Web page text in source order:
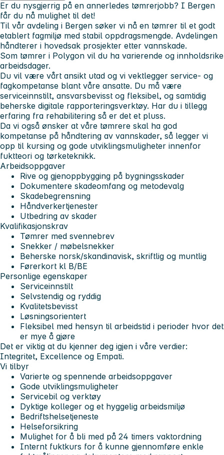
Er du nysgjerrig på en annerledes tømrerjobb? I Bergen
får du nå mulighet til det!
Til vår avdeling i Bergen søker vi nå en tømrer til et godt
etablert fagmiljø med stabil oppdragsmengde. Avdelingen
håndterer i hovedsak prosjekter etter vannskade.
Som tømrer i Polygon vil du ha varierende og innholdsrike
arbeidsdager.
Du vil være vårt ansikt utad og vi vektlegger service- og
fagkompetanse blant våre ansatte. Du må være
serviceinnstilt, ansvarsbevisst og fleksibel, og samtidig
beherske digitale rapporteringsverktøy. Har du i tillegg
erfaring fra rehabilitering så er det et pluss.
Da vi også ønsker at våre tømrere skal ha god
kompetanse på håndtering av vannskader, så legger vi
opp til kursing og gode utviklingsmuligheter innenfor
fuktteori og tørketeknikk.
Arbeidsoppgaver
Rive og gjenoppbygging på bygningsskader
Dokumentere skadeomfang og metodevalg
Skadebegrensning
Håndverkertjenester
Utbedring av skader
Kvalifikasjonskrav
Tømrer med svennebrev
Snekker / møbelsnekker
Beherske norsk/skandinavisk, skriftlig og muntlig
Førerkort kl B/BE
Personlige egenskaper
Serviceinnstilt
Selvstendig og ryddig
Kvalitetsbevisst
Løsningsorientert
Fleksibel med hensyn til arbeidstid i perioder hvor det
er mye å gjøre
Det er viktig at du kjenner deg igjen i våre verdier:
Integritet, Excellence og Empati.
Vi tilbyr
Varierte og spennende arbeidsoppgaver
Gode utviklingsmuligheter
Servicebil og verktøy
Dyktige kolleger og et hyggelig arbeidsmiljø
Bedriftshelsetjeneste
Helseforsikring
Mulighet for å bli med på 24 timers vaktordning
Internt fuktkurs for å kunne gjennomføre enkle